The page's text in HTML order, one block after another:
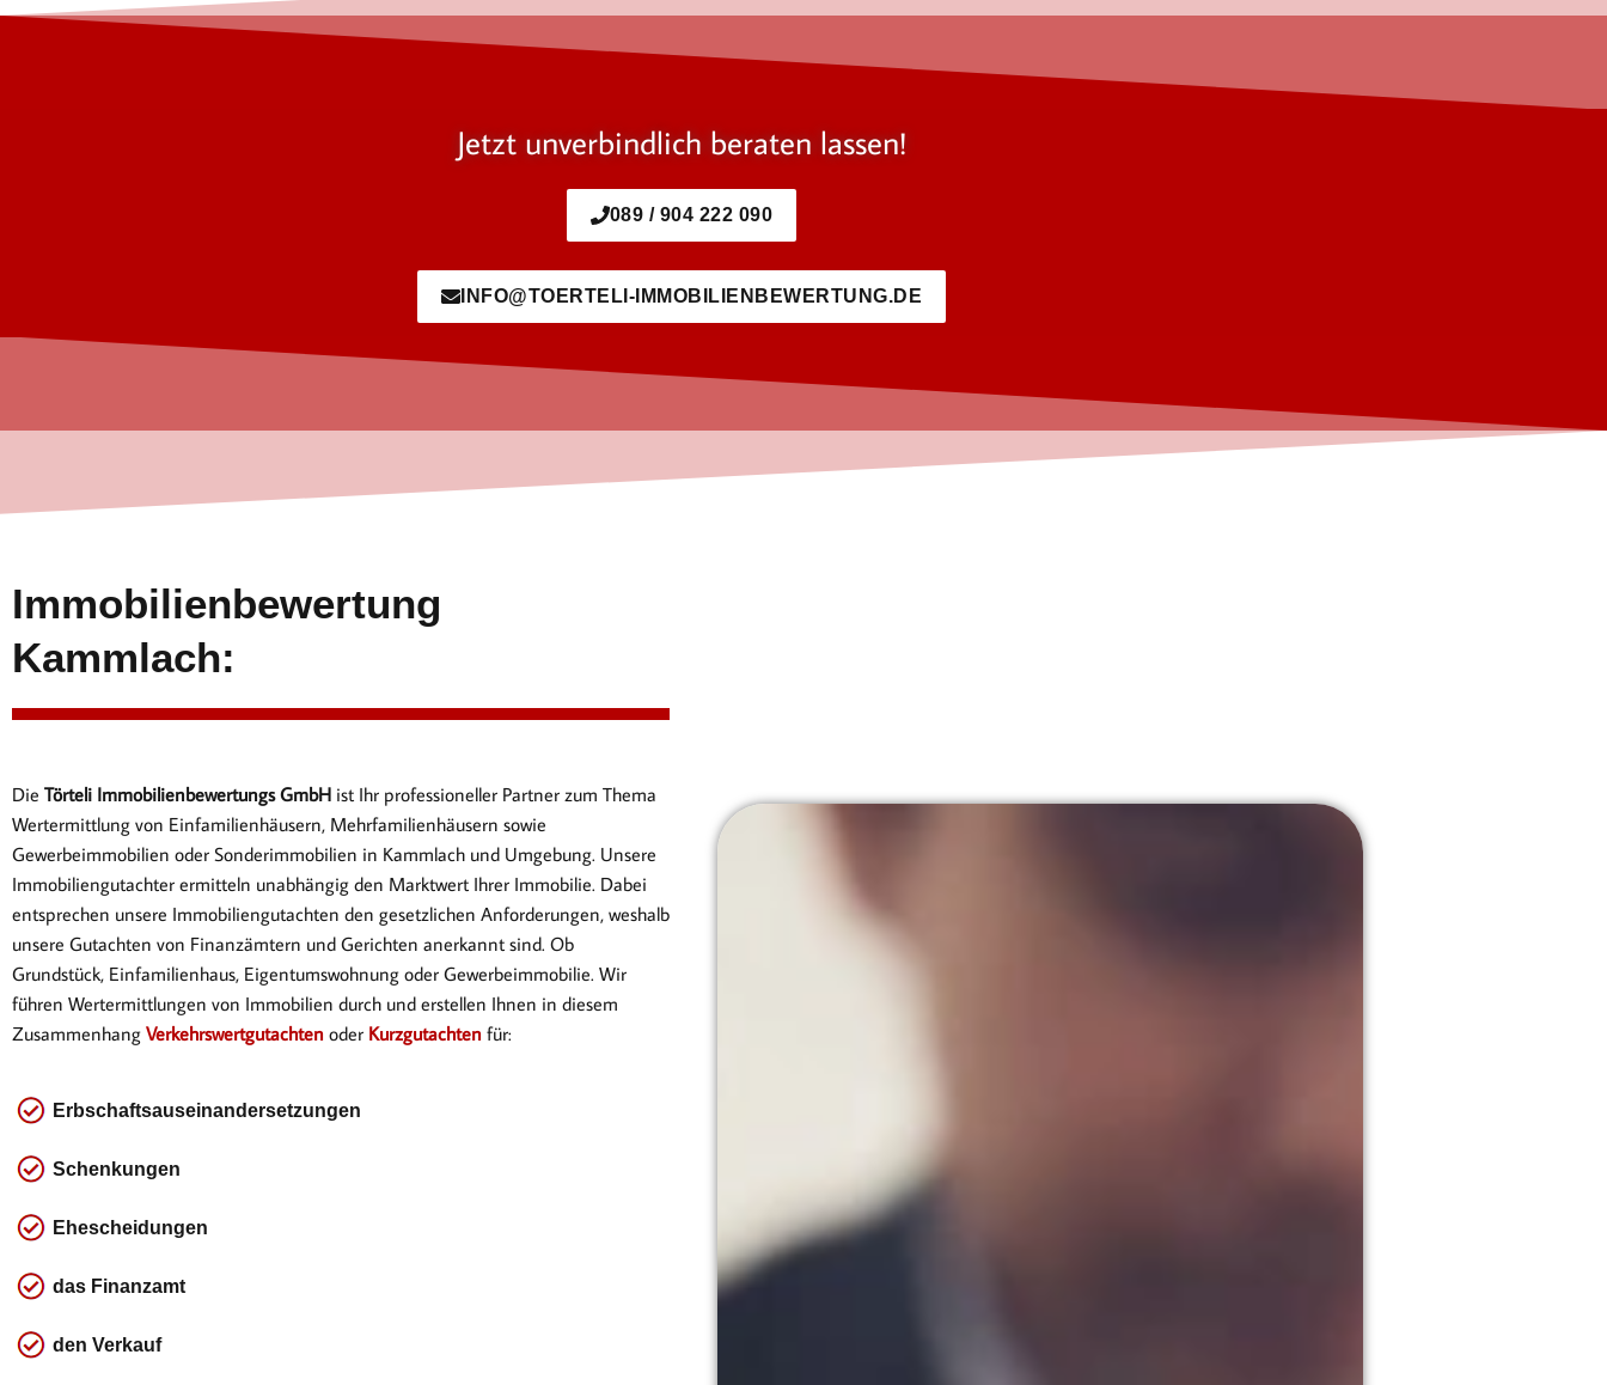
Jetzt unverbindlich beraten lassen!
089 / 904 222 090
INFO@TOERTELI-IMMOBILIENBEWERTUNG.DE
Immobilienbewertung
Kammlach:
Die Törteli Immobilienbewertungs GmbH ist Ihr professioneller Partner zum Thema
Wertermittlung von Einfamilienhäusern, Mehrfamilienhäusern sowie
Gewerbeimmobilien oder Sonderimmobilien in Kammlach und Umgebung. Unsere
Immobiliengutachter ermitteln unabhängig den Marktwert Ihrer Immobilie. Dabei
entsprechen unsere Immobiliengutachten den gesetzlichen Anforderungen, weshalb
unsere Gutachten von Finanzämtern und Gerichten anerkannt sind. Ob
Grundstück, Einfamilienhaus, Eigentumswohnung oder Gewerbeimmobilie. Wir
führen Wertermittlungen von Immobilien durch und erstellen Ihnen in diesem
Zusammenhang Verkehrswertgutachten oder Kurzgutachten für:
Erbschaftsauseinandersetzungen
Schenkungen
Ehescheidungen
das Finanzamt
den Verkauf